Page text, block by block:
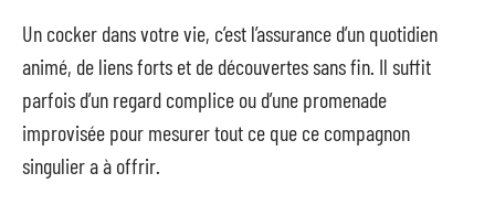
Un cocker dans votre vie, c’est l’assurance d’un quotidien
animé, de liens forts et de découvertes sans fin. Il suffit
parfois d’un regard complice ou d’une promenade
improvisée pour mesurer tout ce que ce compagnon
singulier a à offrir.